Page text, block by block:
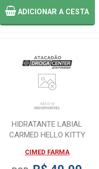
ADICIONARA CESTA
HIDRATANTE LABIAL
CARMED HELLO KITTY
CIMED FARMA